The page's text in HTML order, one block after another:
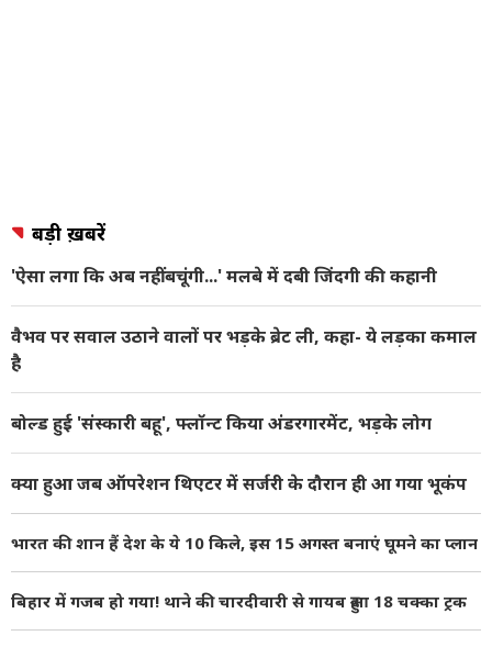
बड़ी ख़बरें
'ऐसा लगा कि अब नहीं बचूंगी...' मलबे में दबी जिंदगी की कहानी
वैभव पर सवाल उठाने वालों पर भड़के ब्रेट ली, कहा- ये लड़का कमाल
है
बोल्ड हुई 'संस्कारी बहू', फ्लॉन्ट किया अंडरगारमेंट, भड़के लोग
क्या हुआ जब ऑपरेशन थिएटर में सर्जरी के दौरान ही आ गया भूकंप
भारत की शान हैं देश के ये 10 किले, इस 15 अगस्त बनाएं घूमने का प्लान
बिहार में गजब हो गया! थाने की चारदीवारी से गायब हुआ 18 चक्का ट्रक